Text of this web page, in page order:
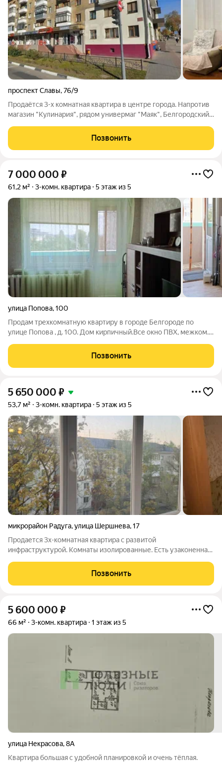
проспект Славы,76/9
Продаётся 3-х комнатная квартира в центре города. Напротив
магазин "Кулинария", рядом универмаг "Маяк", Белгородский
кирпичного дома. Дом после капитального ремонта.
Придомовая территория
Позвонить
7 000 000 ₽
61,2 м² 3-комн. квартира 5 этаж из 5
улица Попова,100
Продам трехкомнатную квартиру в городе Белгороде по
улице Попова , д. 100. Дом кирпичный.Все окно ПВХ, межком.
Выходная дверь двойная, первая металлическая , вторая
деревянный .Квартира
Позвонить
5 650 000 ₽
53,7 м² 3-комн. квартира 5 этаж из 5
микрорайон Радуга,улица Шершнева,17
Продается 3х-комнатная квартира с развитой
инфраструктурой. Комнаты изолированные. Есть узаконенная
спальная зоны. Удобное расположение ( школа, 2 д/с,
остановка общественного транспорта,
Позвонить
5 600 000 ₽
66 м² 3-комн. квартира 1 этаж из 5
улица Некрасова,8А
Квартира большая с удобной планировкой и очень тёплая.